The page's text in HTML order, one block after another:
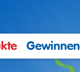
Gewinnen